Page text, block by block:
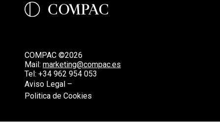
COMPAC ©2026
Mail: marketing@compac.es
Tel: +34 962 954 053
Aviso Legal –
Politica de Cookies